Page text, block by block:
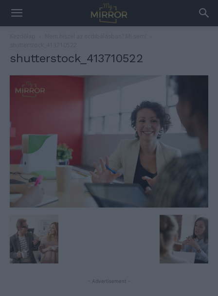
shutterstock_413710522
- Advertisement -